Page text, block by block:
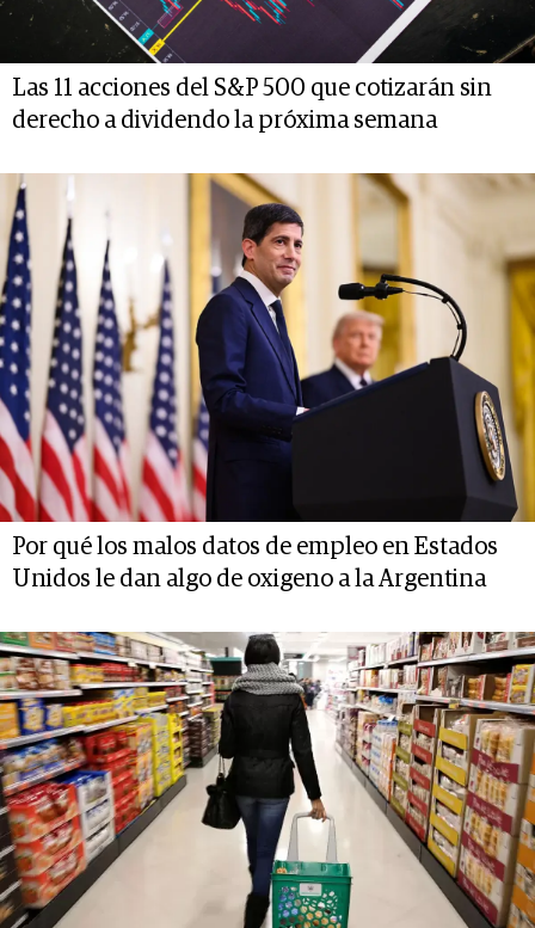
Las 11 acciones del S&P 500 que cotizarán sin
derecho a dividendo la próxima semana
Por qué los malos datos de empleo en Estados
Unidos le dan algo de oxigeno a la Argentina